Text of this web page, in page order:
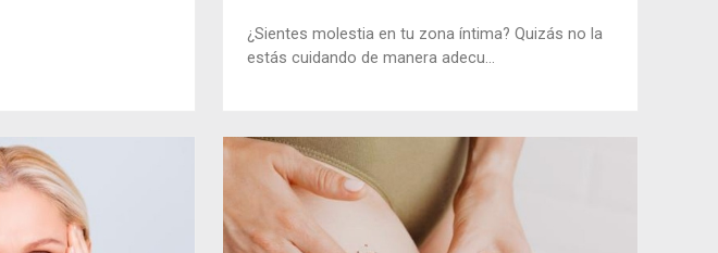
¿Sientes molestia en tu zona íntima? Quizás no la
estás cuidando de manera adecu...